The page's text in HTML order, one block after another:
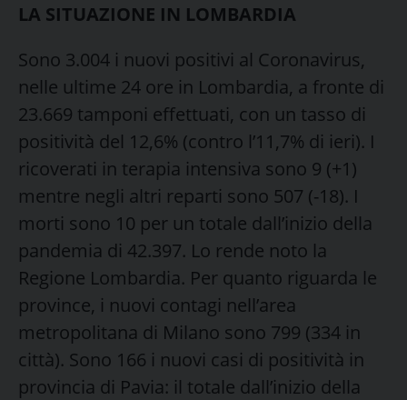
LA SITUAZIONE IN LOMBARDIA
Sono 3.004 i nuovi positivi al Coronavirus,
nelle ultime 24 ore in Lombardia, a fronte di
23.669 tamponi effettuati, con un tasso di
positività del 12,6% (contro l’11,7% di ieri). I
ricoverati in terapia intensiva sono 9 (+1)
mentre negli altri reparti sono 507 (-18). I
morti sono 10 per un totale dall’inizio della
pandemia di 42.397. Lo rende noto la
Regione Lombardia. Per quanto riguarda le
province, i nuovi contagi nell’area
metropolitana di Milano sono 799 (334 in
città). Sono 166 i nuovi casi di positività in
provincia di Pavia: il totale dall’inizio della